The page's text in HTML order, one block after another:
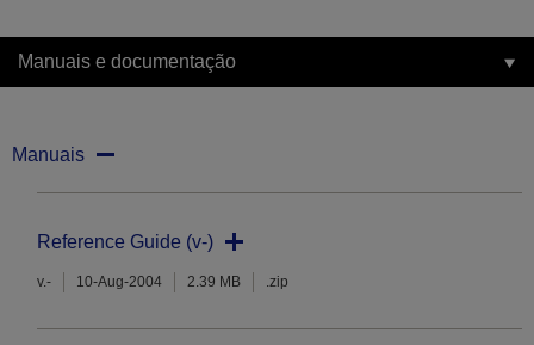
Manuais e documentação
Manuais
Reference Guide (v-)
v.- 10-Aug-2004 2.39 MB .zip